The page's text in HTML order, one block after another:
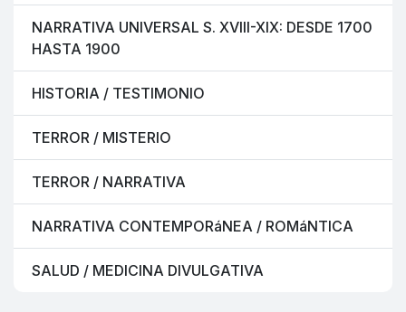
NARRATIVA UNIVERSAL S. XVIII-XIX: DESDE 1700
HASTA 1900
HISTORIA / TESTIMONIO
TERROR / MISTERIO
TERROR / NARRATIVA
NARRATIVA CONTEMPORáNEA / ROMáNTICA
SALUD / MEDICINA DIVULGATIVA